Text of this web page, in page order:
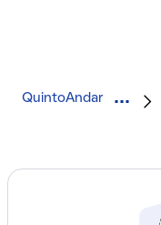
QuintoAndar